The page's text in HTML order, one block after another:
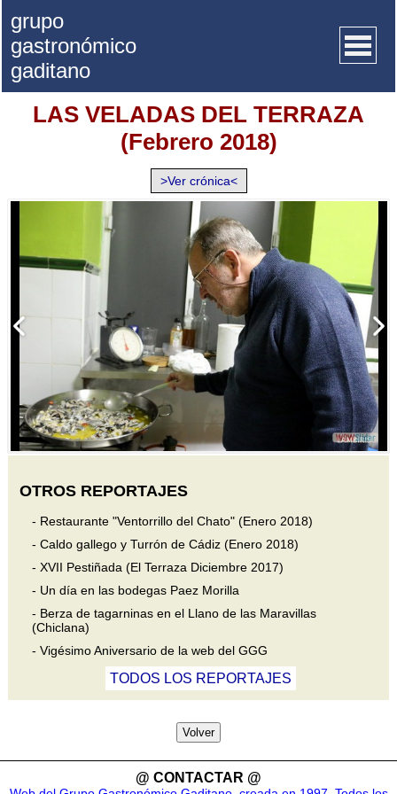
grupo
gastronómico
gaditano
Inicio
Quienes somos
Actividades
Premios GGG
Documentos
Facebook
Contacto
LAS VELADAS DEL TERRAZA
(Febrero 2018)
>Ver crónica<
OTROS REPORTAJES
- Restaurante "Ventorrillo del Chato" (Enero 2018)
- Caldo gallego y Turrón de Cádiz (Enero 2018)
- XVII Pestiñada (El Terraza Diciembre 2017)
- Un día en las bodegas Paez Morilla
- Berza de tagarninas en el Llano de las Maravillas
(Chiclana)
- Vigésimo Aniversario de la web del GGG
TODOS LOS REPORTAJES
Volver
@ CONTACTAR @